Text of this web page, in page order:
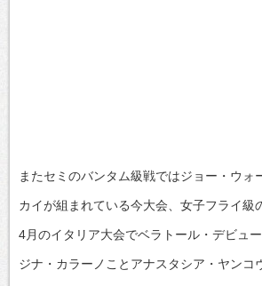
またセミのバンタム級戦ではジョー・ウォ
カイが組まれている今大会、女子フライ級
4月のイタリア大会でベラトール・デビュ
ジナ・カラーノことアナスタシア・ヤンコ